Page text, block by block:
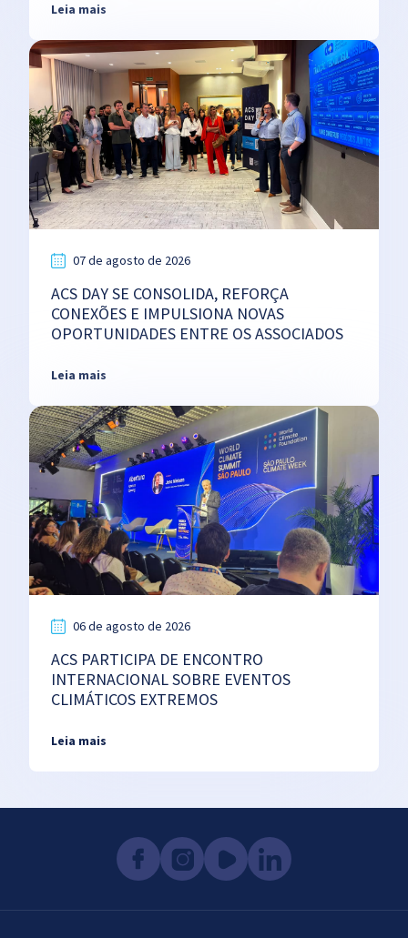
Leia mais
07 de agosto de 2026
ACS DAY SE CONSOLIDA, REFORÇA
CONEXÕES E IMPULSIONA NOVAS
OPORTUNIDADES ENTRE OS ASSOCIADOS
Leia mais
06 de agosto de 2026
ACS PARTICIPA DE ENCONTRO
INTERNACIONAL SOBRE EVENTOS
CLIMÁTICOS EXTREMOS
Leia mais